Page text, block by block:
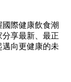
際健康飲食潮
享最新、最正
向更健康的未